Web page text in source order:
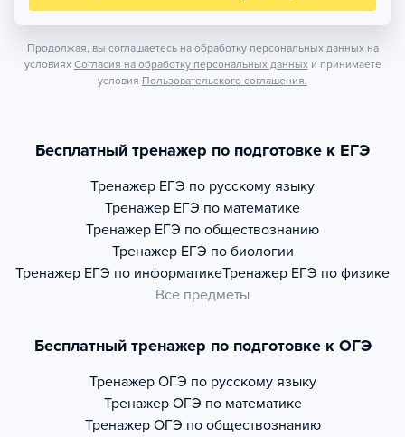
Продолжая, вы соглашаетесь на обработку персональных данных на
условиях Согласия на обработку персональных данных и принимаете
условия Пользовательского соглашения.
Бесплатный тренажер по подготовке к ЕГЭ
Тренажер ЕГЭ по русскому языку
Тренажер ЕГЭ по математике
Тренажер ЕГЭ по обществознанию
Тренажер ЕГЭ по биологии
Тренажер ЕГЭ по информатикеТренажер ЕГЭ по физике
Все предметы
Бесплатный тренажер по подготовке к ОГЭ
Тренажер ОГЭ по русскому языку
Тренажер ОГЭ по математике
Тренажер ОГЭ по обществознанию